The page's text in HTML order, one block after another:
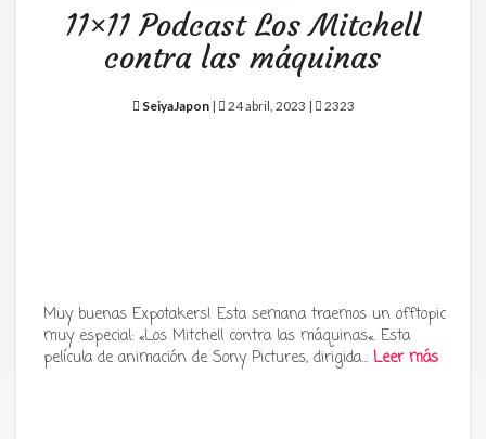
11×11 Podcast Los Mitchell
contra las máquinas
SeiyaJapon| 24 abril, 2023 | 2323
Muy buenas Expotakers! Esta semana traemos un offtopic
muy especial: «Los Mitchell contra las máquinas«. Esta
película de animación de Sony Pictures, dirigida… Leer más